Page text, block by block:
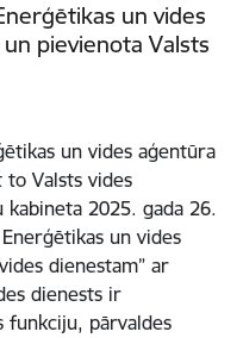
un vides
pievienota Valsts
un vides aģentūra
Valsts vides
2025. gada 26.
un vides
dienestam” ar
dienests ir
funkciju, pārvaldes